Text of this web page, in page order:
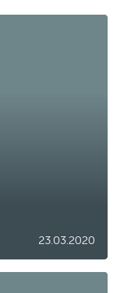
23.03.2020